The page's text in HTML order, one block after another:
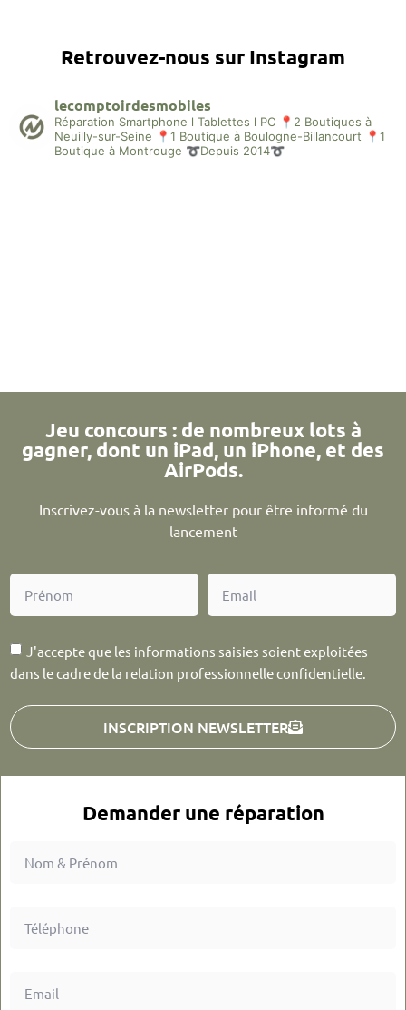
Retrouvez-nous sur Instagram
lecomptoirdesmobiles
Réparation Smartphone l Tablettes l PC 📍2 Boutiques à
Neuilly-sur-Seine 📍1 Boutique à Boulogne-Billancourt 📍1
Boutique à Montrouge ➰Depuis 2014➰
Demander une réparation
Jeu concours : de nombreux lots à
gagner, dont un iPad, un iPhone, et des
AirPods.
Inscrivez-vous à la newsletter pour être informé du
lancement
J'accepte que les informations saisies soient exploitées
dans le cadre de la relation professionnelle confidentielle.
INSCRIPTION NEWSLETTER